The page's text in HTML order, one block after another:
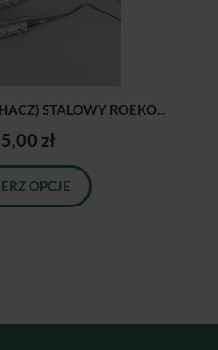
STALOWY ROEKO...
zł
OPCJE